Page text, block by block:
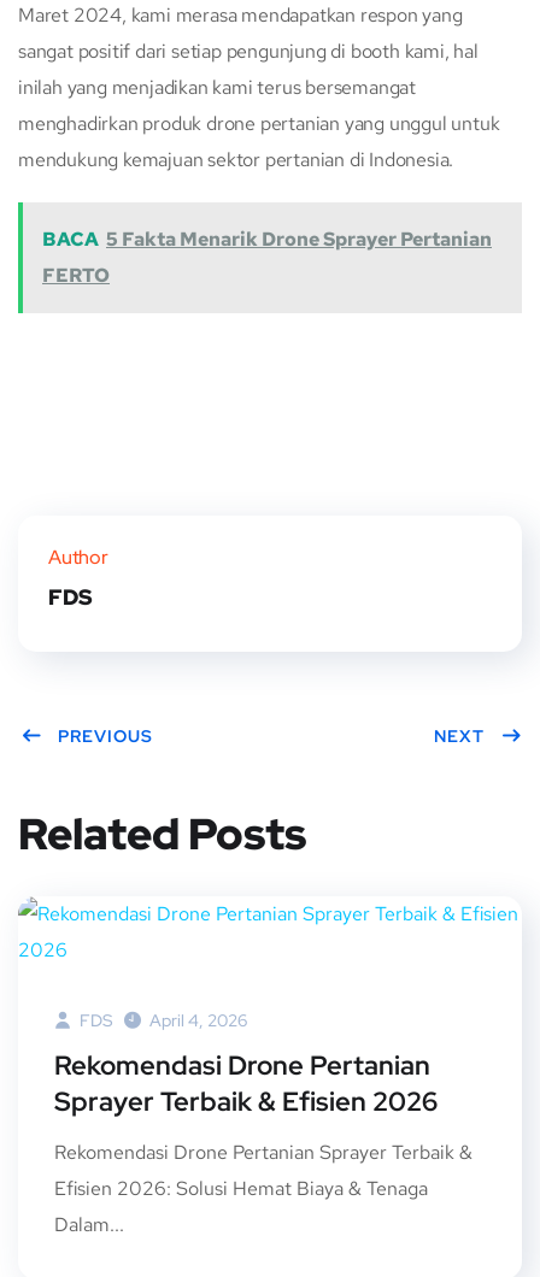
Maret 2024, kami merasa mendapatkan respon yang
sangat positif dari setiap pengunjung di booth kami, hal
inilah yang menjadikan kami terus bersemangat
menghadirkan produk drone pertanian yang unggul untuk
mendukung kemajuan sektor pertanian di Indonesia.
BACA 5 Fakta Menarik Drone Sprayer Pertanian
FERTO
Author
FDS
PREVIOUS NEXT
Related Posts
FDS April 4, 2026
Rekomendasi Drone Pertanian
Sprayer Terbaik & Efisien 2026
Rekomendasi Drone Pertanian Sprayer Terbaik &
Efisien 2026: Solusi Hemat Biaya & Tenaga​
Dalam...